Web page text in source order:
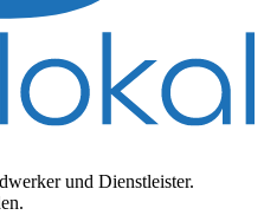
und Dienstleister.